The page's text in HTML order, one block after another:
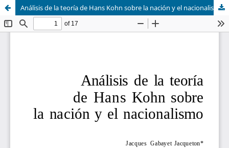
Análisis de la teoría de Hans Kohn sobre la nación y el nacionalismo